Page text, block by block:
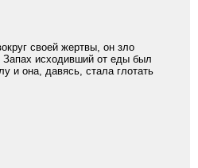
своей жертвы, он зло
Запах исходивший от еды был
и она, давясь, стала глотать